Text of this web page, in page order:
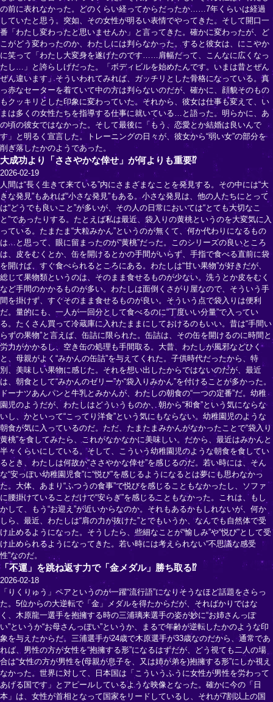
の前に表れなかった。どのくらい経ってからだったか……7年くらいは経過
していたと思う。突如、その女性が明るい表情でやってきた。そして開口一
番「わたし変わったと思いませんか」と言ってきた。確かに変わったが、ど
こがどう変わったのか、わたしには判らなかった。すると彼女は、にこやか
に笑って「わたし大変身を遂げたのです……肩幅だって、こんなに広くなっ
たし…」と誇らしげだった。「ボディビルを始めたんです。いまは昔とぜん
ぜん違います」そういわれてみれば、ガッチリとした骨格になっている。真
っ赤なセーターを着ていて中の方は判らないのだが、確かに、顔貌そのもの
もクッキリとした印象に変わっていた。それから、彼女は仕事も変えて、い
まは多くの女性たちを指導する仕事に就いている…と語った。明らかに、あ
の頃の彼女ではなかった。そして最後に「もう、恋愛とか結婚は良いんで
す」と明るく宣言した。トレーニングの日々が、彼女から“弱い女”の部分を
削ぎ落したかのようであった。
大成功より「ささやかな倖せ」が何よりも重要⁉
2026-02-19
人間は“長く生きて来ている”内にさまざまなことを発見する。その中には“大
きな発見”もあれば“小さな発見”もある。小さな発見は、他の人たちにとって
は“どうでも良いこと”が多いが、その人の日常においては“とても大切なこ
と”であったりする。たとえば私は最近、袋入りの黄桃というのを大変気に入
っている。たまたま“大粒みかん”というのが無くて、何か代わりになるもの
は…と思って、眼に留まったのが“黄桃”だった。このシリーズの良いところ
は、皮をむくとか、缶を開けるとかの手間がいらず、手指で食べる直前に袋
を開けば、すぐ食べられるところにある。わたしは“甘い果物”が好きだが、
総じて果物類というのは、そのまま食せるものが少ない。洗うとか皮をむく
など手間のかかるものが多い。わたしは面倒くさがり屋なので、そういう手
間を掛けず、すぐそのまま食せるものが良い。そういう点で袋入りは便利
だ。量的にも、一人が一回分として食べるのに“丁度いい分量”で入ってい
る。たくさん買って冷蔵庫に入れたままにしておけるのもいい。昔は“手間い
らずの果物”と言えば、缶詰に限られた。缶詰は、その缶を開けるのに時間と
労力がかかるし、空き缶の処理も手間取る。大昔、わたしが風邪などひく
と、母親がよく“みかんの缶詰”を与えてくれた。子供時代だったから、特
別、美味しい果物に感じた。それを想い出したからではないのだが、最近
は、朝食として“みかんのゼリー”か“袋入りみかん”を付けることが多かった。
ドーナツあんパンと牛乳とみかんが、わたしの朝食の“一つの定番”だ。幼稚
園児のようだが、わたしはどういうものか、朝から“和食”という気にならな
いし、かといって“こってり洋食”という気にもならない。幼稚園児のような
朝食が気に入っているのだ。ただ、たまたまみかんがなかったことで“袋入り
黄桃”を食してみたら、これがなかなかに美味しい。だから、最近はみかんと
半々くらいにしている。そして、こういう幼稚園児のような朝食を食してい
るとき、わたしは何故か“ささやかな倖せ”を感じるのだ。若い時には、そん
な“安っぽい幼稚園児食”に“悦び”を感じるようになるとは夢にも思わなかっ
た。大体、あまり“ふつうの食事”で悦びを感じることもなかったし、ソファ
に腰掛けていることだけで“安らぎ”を感じることもなかった。これは、もし
かして、もう“お迎え”が近いからなのか。それもあるかもしれないが、何か
しら、最近、わたしは“肩の力が抜けた”とでもいうか、なんでも自然体で受
け止めるようになった。そうしたら、些細なことが“愉しみ”や“悦び”として受
け止められるようになってきた。若い時には考えられない“不思議な感受
性”なのだ。
「不運」を跳ね返す力で「金メダル」勝ち取る⁉
2026-02-18
「りくりゅう」ペアというのが一躍“流行語”になりそうなほど話題をさらっ
た。5位からの大逆転で「金」メダルを得たからだが、そればかりではな
く、木原龍一選手を抱擁する時の三浦璃来選手の姿が妙に“お姉さんっぽ
い”というか“お母さんっぽい”というか、まるで年齢が逆転したかのような印
象を与えたからだ。三浦選手が24歳で木原選手が33歳なのだから、通常であ
れば、男性の方が女性を“抱擁する形”になるはずだが、どう視ても二人の場
合は“女性の方が男性を(母親が息子を、又は姉が弟を)抱擁する形”にしか視え
なかった。世界に対して、日本国は「こういうふうに女性が男性を労わって
あげる国です」とアピールしているような映像となった。確かに今の「日
本」は、女性が首相となって国家をリードしているし、それが7割以上の国